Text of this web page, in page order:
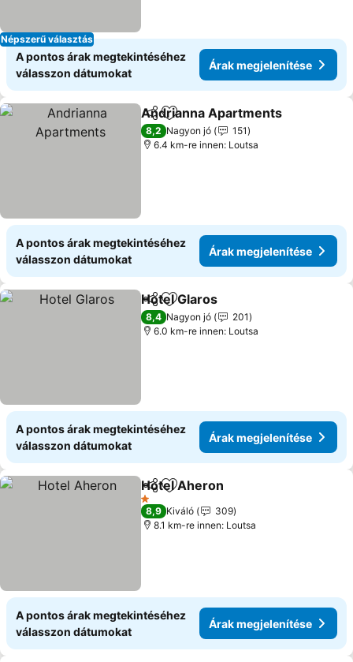
Népszerű választás
A pontos árak megtekintéséhez
válasszon dátumokat
Árak megjelenítése
Megosztás
Hozzáadás a kedvencekhez
Andrianna Apartments
8,2 Nagyon jó
151
6.4 km-re innen: Loutsa
A pontos árak megtekintéséhez
válasszon dátumokat
Árak megjelenítése
Megosztás
Hozzáadás a kedvencekhez
Hotel Glaros
8,4 Nagyon jó
201
6.0 km-re innen: Loutsa
A pontos árak megtekintéséhez
válasszon dátumokat
Árak megjelenítése
Megosztás
Hozzáadás a kedvencekhez
Hotel Aheron
1 Kategória
8,9 Kiváló
309
8.1 km-re innen: Loutsa
A pontos árak megtekintéséhez
válasszon dátumokat
Árak megjelenítése